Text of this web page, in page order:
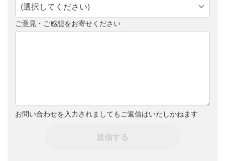
(選択してください)
ご意見・ご感想をお寄せください
お問い合わせを入力されましてもご返信はいたしかねます
送信する